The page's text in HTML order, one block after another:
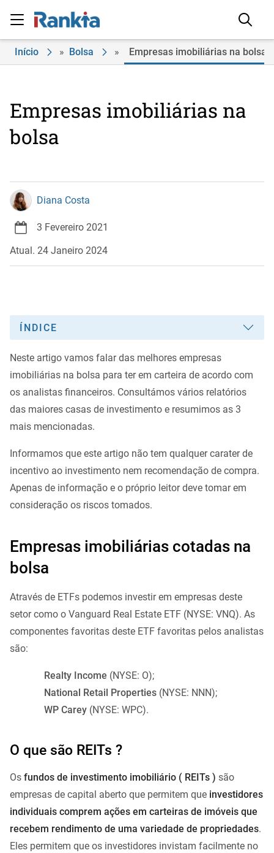
Início » Bolsa » Empresas imobiliárias na bolsa
Empresas imobiliárias na
bolsa
Diana Costa
3 Fevereiro 2021
Atual. 24 Janeiro 2024
ÍNDICE
Neste artigo vamos falar das melhores empresas
imobiliárias na bolsa para ter em carteira de acordo com
os analistas financeiros. Consultámos vários relatórios
das maiores casas de investimento e resumimos as 3
mais mencionadas.
Informamos que este artigo não tem qualquer carater de
incentivo ao investimento nem recomendação de compra.
Apenas de informação e o próprio leitor deve tomar em
consideração os riscos tomados.
Empresas imobiliárias cotadas na
bolsa
Através de ETFs podemos investir em empresas deste
setor como o Vanguard Real Estate ETF (NYSE: VNQ). As
componentes favoritas deste ETF favoritas pelos analistas
são:
Realty Income (NYSE: O);
National Retail Properties (NYSE: NNN);
WP Carey (NYSE: WPC).
O que são REITs ?
Os fundos de investimento imobiliário ( REITs ) são
empresas de capital aberto que permitem que investidores
individuais comprem ações em carteiras de imóveis que
recebem rendimento de uma variedade de propriedades.
Eles permitem que os investidores invistam facilmente no